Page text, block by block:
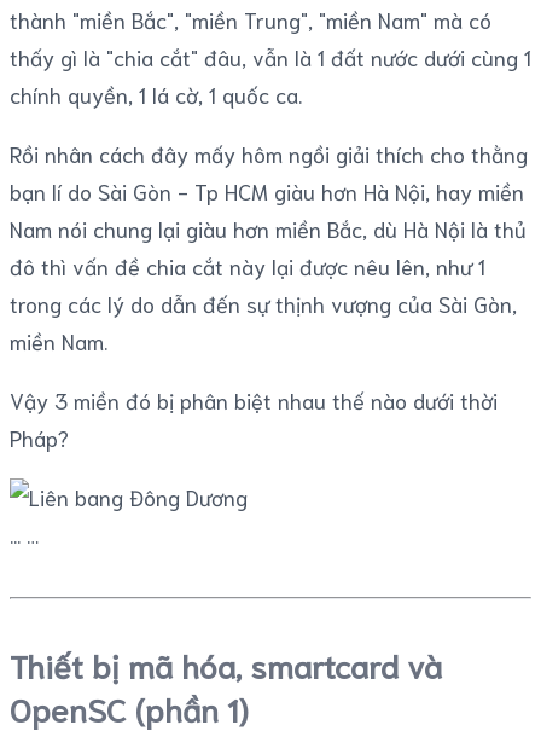
thành "miền Bắc", "miền Trung", "miền Nam" mà có
thấy gì là "chia cắt" đâu, vẫn là 1 đất nước dưới cùng 1
chính quyền, 1 lá cờ, 1 quốc ca.
Rồi nhân cách đây mấy hôm ngồi giải thích cho thằng
bạn lí do Sài Gòn - Tp HCM giàu hơn Hà Nội, hay miền
Nam nói chung lại giàu hơn miền Bắc, dù Hà Nội là thủ
đô thì vấn đề chia cắt này lại được nêu lên, như 1
trong các lý do dẫn đến sự thịnh vượng của Sài Gòn,
miền Nam.
Vậy 3 miền đó bị phân biệt nhau thế nào dưới thời
Pháp?
...
Thiết bị mã hóa, smartcard và
OpenSC (phần 1)